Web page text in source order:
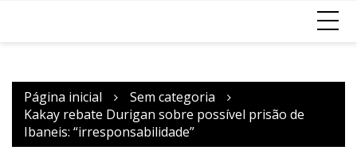
Página inicial
Sem categoria
Kakay rebate Durigan sobre possível prisão de
Ibaneis: “irresponsabilidade”